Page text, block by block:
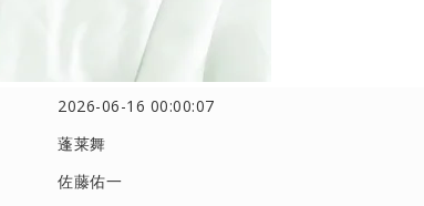
2026-06-16 00:00:07
蓬莱舞
佐藤佑一